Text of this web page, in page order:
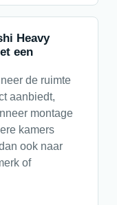
Heavy
een
de ruimte
aanbiedt,
montage
kamers
ook naar
of